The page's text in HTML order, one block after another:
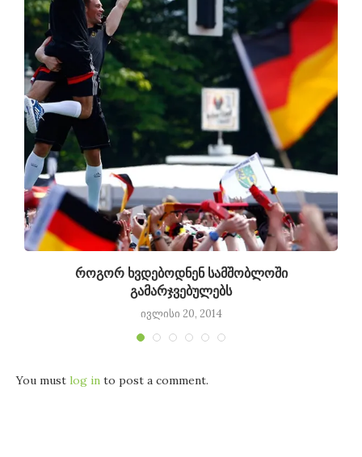
როგორ ხვდებოდნენ სამშობლოში
გამარჯვებულებს
ივლისი 20, 2014
You must log in to post a comment.